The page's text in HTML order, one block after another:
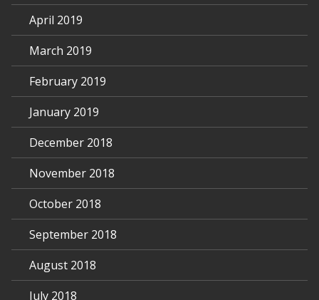
April 2019
March 2019
February 2019
January 2019
December 2018
November 2018
October 2018
September 2018
August 2018
July 2018